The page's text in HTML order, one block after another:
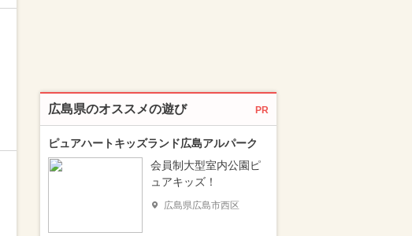
広島県のオススメの遊び PR
ピュアハートキッズランド広島アルパーク
会員制大型室内公園ピ
ュアキッズ！
広島県広島市西区